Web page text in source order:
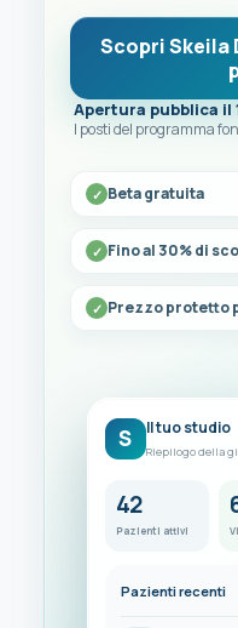
Scopri Skeila
Apertura pubblica il
I posti del programma
Beta gratuita
Fino al 30% di
Prezzo protetto
S Il tuo studio
Riepilogo della
42
Pazienti attivi
Pazienti recenti